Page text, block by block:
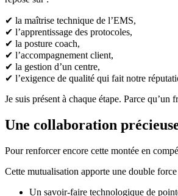
✔ la maîtrise technique de l’EMS,
✔ l’apprentissage des protocoles,
✔ la posture coach,
✔ l’accompagnement client,
✔ la gestion d’un centre,
✔ l’exigence de qualité qui fait notre
Je suis présent à chaque étape. Parce
Une collaboration
Pour renforcer encore cette montée en
Cette mutualisation apporte une double force
Un savoir-faire technologique de